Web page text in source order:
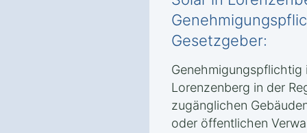
Gesetzgeber:
Genehmigungspflichtig
Lorenzenberg in der
zugänglichen
oder öffentlichen